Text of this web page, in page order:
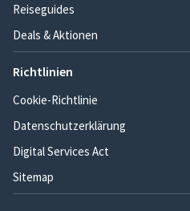
Reiseguides
Deals & Aktionen
Richtlinien
Cookie-Richtlinie
Datenschutzerklärung
Digital Services Act
Sitemap